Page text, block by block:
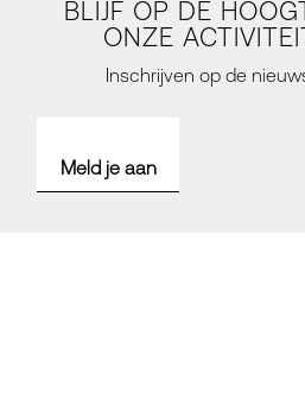
BLIJF OP DE
ONZE
Inschrijven op de
Meld je aan